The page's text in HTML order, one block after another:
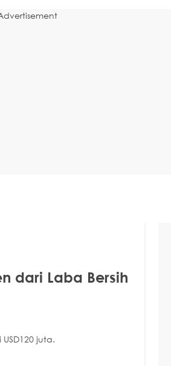
dari Laba Bersih
juta.